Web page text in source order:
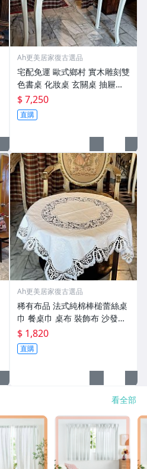
Ah更美居家復古選品
宅配免運 歐式鄉村 實木雕刻雙
色書桌 化妝桌 玄關桌 抽屜桌
寫字桌 桌子 家具 【Ah更美居
家復古選品】
$ 7,250
直購
Ah更美居家復古選品
稀有布品 法式純棉棒槌蕾絲桌
巾 餐桌巾 桌布 裝飾布 沙發蓋
布 珍藏 【Ah更美居家復古選
品】
$ 1,820
直購
看全部